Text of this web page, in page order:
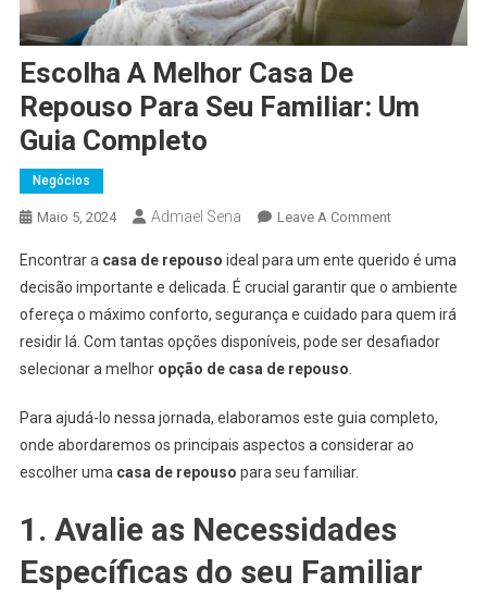
Escolha A Melhor Casa De
Repouso Para Seu Familiar: Um
Guia Completo
Negócios
Maio 5, 2024 Admael Sena Leave A CommentOn
A
Melhor
Casa
De
Seu
Familiar:
Encontrar a casa de repouso ideal para um ente querido é uma
decisão importante e delicada. É crucial garantir que o ambiente
ofereça o máximo conforto, segurança e cuidado para quem irá
residir lá. Com tantas opções disponíveis, pode ser desafiador
selecionar a melhor opção de casa de repouso
Para ajudá-lo nessa jornada, elaboramos este guia completo,
onde abordaremos os principais aspectos a considerar ao
escolher uma casa de repouso para seu familiar.
1. Avalie as Necessidades
Específicas do seu Familiar